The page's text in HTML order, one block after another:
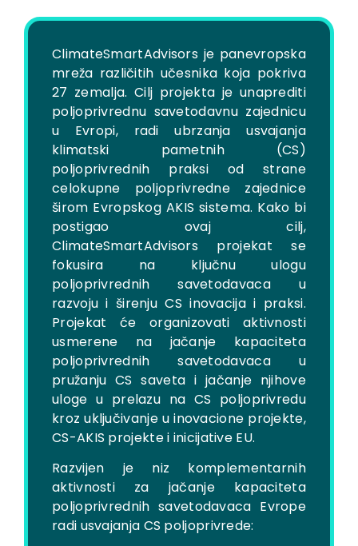
ClimateSmartAdvisors je panevropska
mreža različitih učesnika koja pokriva
27 zemalja. Cilj projekta je unaprediti
poljoprivrednu savetodavnu zajednicu
u Evropi, radi ubrzanja usvajanja
klimatski pametnih (CS)
poljoprivrednih praksi od strane
celokupne poljoprivredne zajednice
širom Evropskog AKIS sistema. Kako bi
postigao ovaj cilj,
ClimateSmartAdvisors projekat se
fokusira na ključnu ulogu
poljoprivrednih savetodavaca u
razvoju i širenju CS inovacija i praksi.
Projekat će organizovati aktivnosti
usmerene na jačanje kapaciteta
poljoprivrednih savetodavaca u
pružanju CS saveta i jačanje njihove
uloge u prelazu na CS poljoprivredu
kroz uključivanje u inovacione projekte,
CS-AKIS projekte i inicijative EU.
Razvijen je niz komplementarnih
aktivnosti za jačanje kapaciteta
poljoprivrednih savetodavaca Evrope
radi usvajanja CS poljoprivrede: